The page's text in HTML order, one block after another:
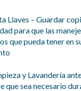
Llaves – Guardar
para que las
que pueda tener en
y Lavandería
que sea necesario